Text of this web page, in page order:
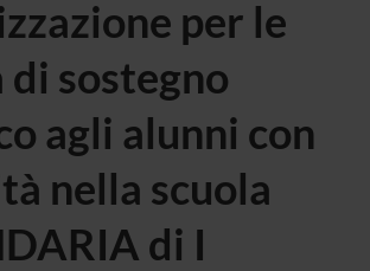
per le
sostegno
agli alunni con
nella scuola
di I